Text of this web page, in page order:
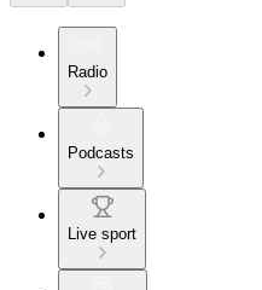
Radio
Podcasts
Live sport